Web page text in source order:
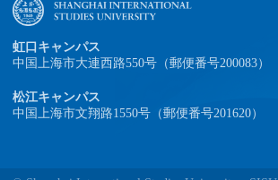
虹口キャンパス
中国上海市大連西路550号（郵便番号200083）
松江キャンパス
中国上海市文翔路1550号（郵便番号201620）